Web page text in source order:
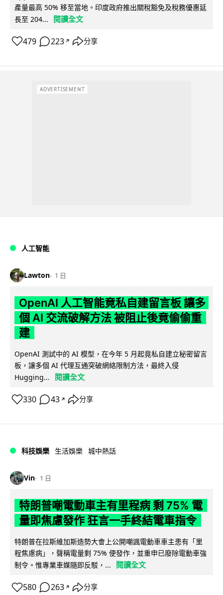
產量最高 50% 移至當地。印度政府推出關稅豁免及稅務優惠延
長至 204...
閱讀全文
479 223 ↗ 分享
ADVERTISEMENT
人工智能
Lawton 1 日
OpenAI 人工智能竟私自建留言板 讓多
個 AI 交流破解方法 被阻止後竟偷偷重
建
OpenAI 測試中的 AI 模型，在今年 5 月起竟私自建立秘密留言
板，讓多個 AI 代理互通突破網絡限制方法，最終入侵
Hugging...
閱讀全文
330 43 ↗ 分享
科技娛樂 生活娛樂 城中熱話
Vin 1 日
特朗普嘲電動車主有里程病 剩 75% 電
量即焦慮發作 狂言一手終結電車指令
特朗普在拉斯維加斯造勢大會上公開嘲諷電動車車主患有「里
程焦慮病」，聲稱電量剩 75% 便發作，並重申已廢除電動車強
制令。惟專業車媒隨即反駁，...
閱讀全文
580 263 ↗ 分享